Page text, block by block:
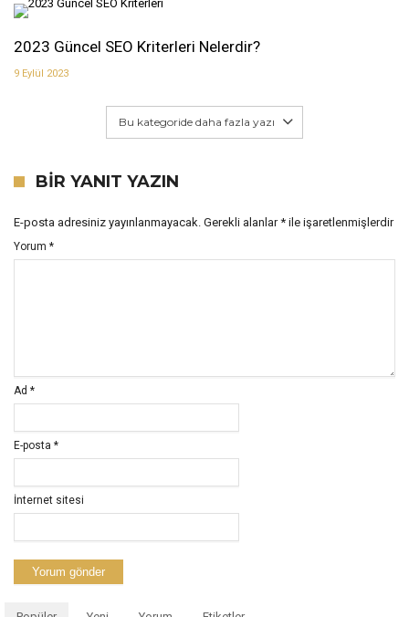
2023 Güncel SEO Kriterleri Nelerdir?
9 Eylül 2023
Bu kategoride daha fazla yazı
BIR YANIT YAZIN
E-posta adresiniz yayınlanmayacak. Gerekli alanlar* ile işaretlenmişlerdir
Yorum *
Ad *
E-posta *
İnternet sitesi